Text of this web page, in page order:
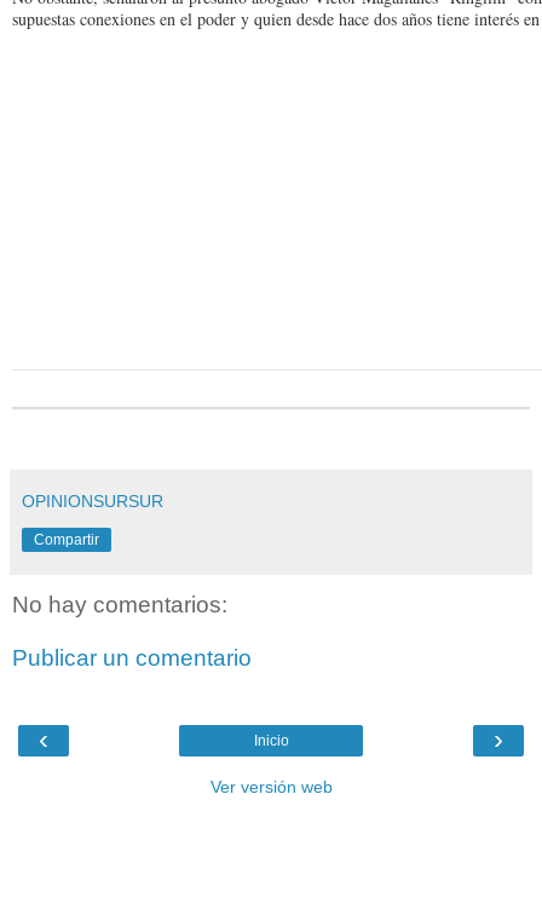
supuestas conexiones en el poder y quien desde hace dos años tiene in­terés
OPINIONSURSUR
Compartir
No hay comentarios:
Publicar un comentario
‹ ›
Inicio
Ver versión web